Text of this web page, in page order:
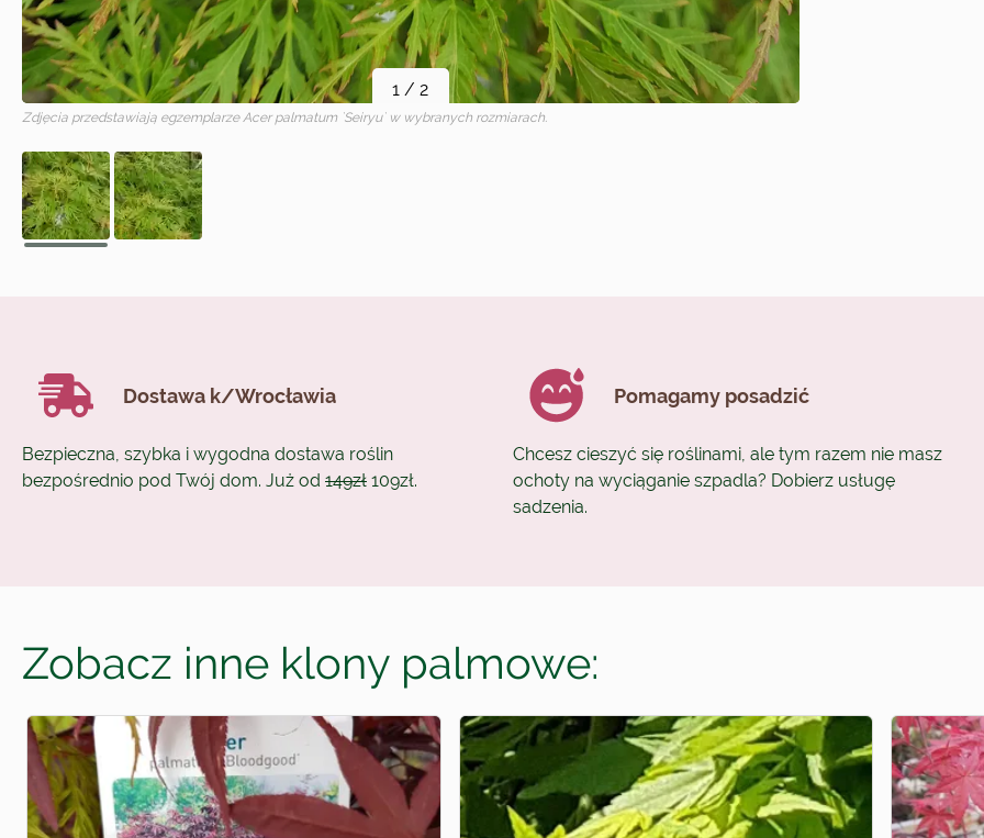
1 /2
Zdjęcia przedstawiają egzemplarzeAcer palmatum `Seiryu`w wybranych rozmiarach.
Dostawa k/Wrocławia
Bezpieczna, szybka i wygodna dostawa roślin
bezpośrednio pod Twój dom. Już od 149zł 109zł.
Pomagamy posadzić
Chcesz cieszyć się roślinami, ale tym razem nie masz
ochoty na wyciąganie szpadla? Dobierz usługę
sadzenia.
Zobacz inne klony palmowe: